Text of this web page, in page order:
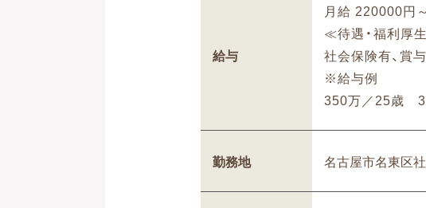
給与
月給 220000円～
≪待遇・福利厚
社会保険有、賞
※給与例
350万／25歳 3
勤務地 名古屋市名東区